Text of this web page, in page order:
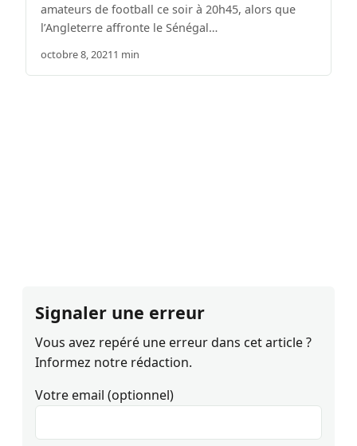
amateurs de football ce soir à 20h45, alors que
l’Angleterre affronte le Sénégal…
octobre 8, 20211 min
Signaler une erreur
Vous avez repéré une erreur dans cet article ?
Informez notre rédaction.
Votre email (optionnel)